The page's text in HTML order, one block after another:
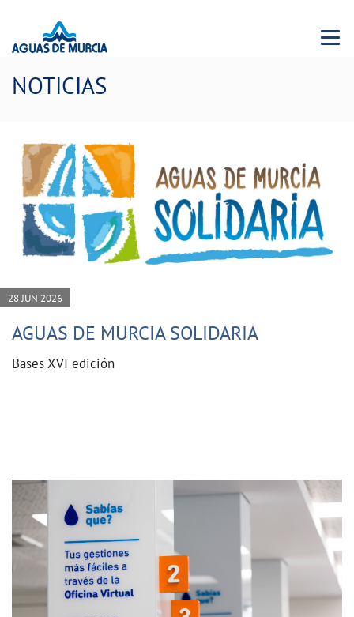
Menu
NOTICIAS
28 JUN 2026
AGUAS DE MURCIA SOLIDARIA
Bases XVI edición